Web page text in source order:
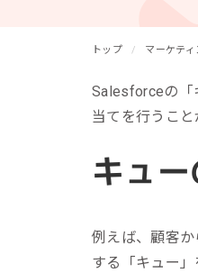
[見込顧客獲得ソ
リピーターを
[優良顧客維持
トップ マーケテ
Salesforceの「
当てを行うこと
キュ
例えば、顧客
する「キュー